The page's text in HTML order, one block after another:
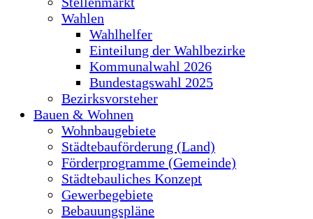
Wahlen
Wahlhelfer
Einteilung der Wahlbezirke
Kommunalwahl 2026
Bundestagswahl 2025
Bezirksvorsteher
Bauen & Wohnen
Wohnbaugebiete
Städtebauförderung (Land)
Förderprogramme (Gemeinde)
Städtebauliches Konzept
Gewerbegebiete
Bebauungspläne